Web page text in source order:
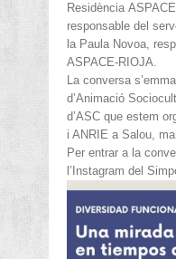
Residència
responsable del
la Paula Novoa,
ASPACE-RIOJA.
La conversa
d’Animació
d’ASC que estem
i ANRIE a Salou,
Per entrar a la
l’Instagram del